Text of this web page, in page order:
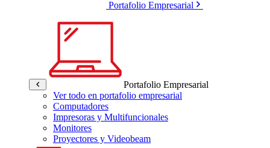
Portafolio Empresarial
Portafolio Empresarial
Ver todo en portafolio empresarial
Computadores
Impresoras y Multifuncionales
Monitores
Proyectores y Videobeam